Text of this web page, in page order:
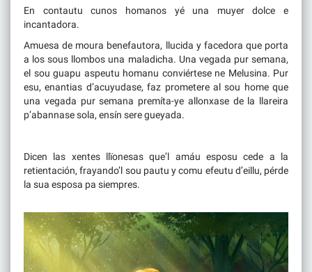
En contautu cunos homanos yé una muyer dolce e
incantadora.
Amuesa de moura benefautora, llucida y facedora que porta
a los sous llombos una maladicha. Una vegada pur semana,
el sou guapu aspeutu homanu conviértese ne Melusina. Pur
esu, enantias d’acuyudase, faz prometere al sou home que
una vegada pur semana premíta-ye allonxase de la llareira
p’abannase sola, ensín sere gueyada.
Dicen las xentes llïonesas que’l amáu esposu cede a la
retientación, frayando’l sou pautu y comu efeutu d’eillu, pérde
la sua esposa pa siempres.